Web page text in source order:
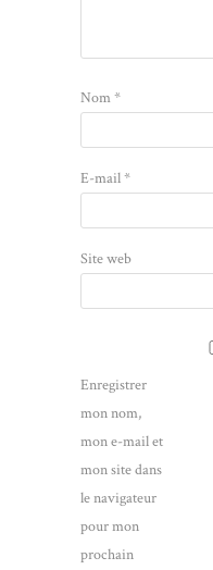
Nom*
E-mail*
Site web
Enregistrer
mon nom,
mon e-mail et
mon site dans
le navigateur
pour mon
prochain